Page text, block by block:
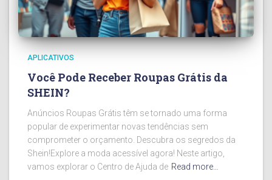
APLICATIVOS
Você Pode Receber Roupas Grátis da
SHEIN?
Anúncios Roupas Grátis têm se tornado uma forma
popular de experimentar novas tendências sem
comprometer o orçamento. Descubra os segredos da
Shein!Explore a moda acessível agora! Neste artigo,
vamos explorar o Centro de Ajuda de Read more…